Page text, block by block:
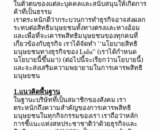
ในตัวตนของแต่ละบุคคลและสนับสนุนให้เกิดการ
ค้าที่เป็นธรรม
เราตระหนักดีว่ากระบวนการทำธุรกิจอาจส่งผลก
ระทบต่อสิทธิมนุษยชนทั้งทางตรงและทางอ้อม
และเพื่อที่จะเคารพสิทธิมนุษยชนของทุกคนที่
เกี่ยวข้องกับธุรกิจ เราได้จัดทำ ``นโยบายสิทธิ
มนุษยชนทางธุรกิจของ Lulu'' (เราได้กำหนด
นโยบายนี้ขึ้นมา) (ต่อไปนี้จะเรียกว่านโยบายนี้)
และจะส่งเสริมความพยายามในการเคารพสิทธิ
มนุษยชน
1.แนวคิดพื้นฐาน
ในฐานะบริษัทที่เป็นสมาชิกของสังคม เรา
ตระหนักถึงความสำคัญของการเคารพสิทธิ
มนุษยชนในทุกกิจกรรมของเรา เราถือว่าหลัก
การชี้แนะแห่งสหประชาชาติว่าด้วยธุรกิจและ